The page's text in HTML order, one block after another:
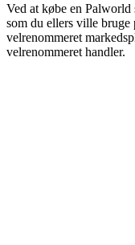
Ved at købe en
som du ellers ville bruge
velrenommeret
velrenommeret handler.